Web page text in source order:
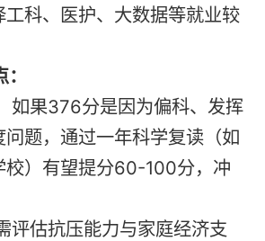
工科、医护、大数据等就业较
如果376分是因为偏科、发挥
题，通过一年科学复读（如
校）有望提分60-100分，冲
评估抗压能力与家庭经济支